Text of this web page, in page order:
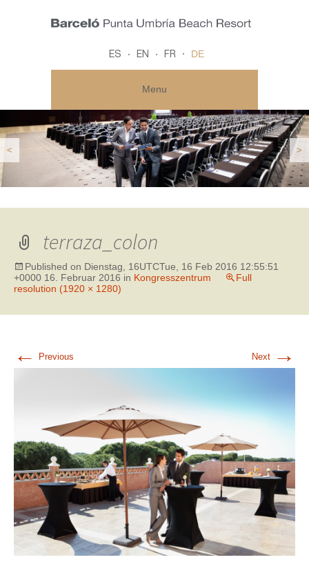
ES EN FR DE
Menu
< >
terraza_colon
Published on Dienstag, 16UTCTue, 16 Feb 2016 12:55:51
+0000 16. Februar 2016 in Kongresszentrum
Full
resolution (1920 × 1280)
← Previous Next →